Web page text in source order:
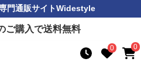
門通販サイトWidestyle
ご購入で送料無料
0 0